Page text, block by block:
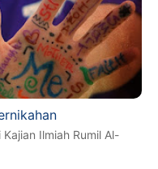
Ilmiah Rumil Al-